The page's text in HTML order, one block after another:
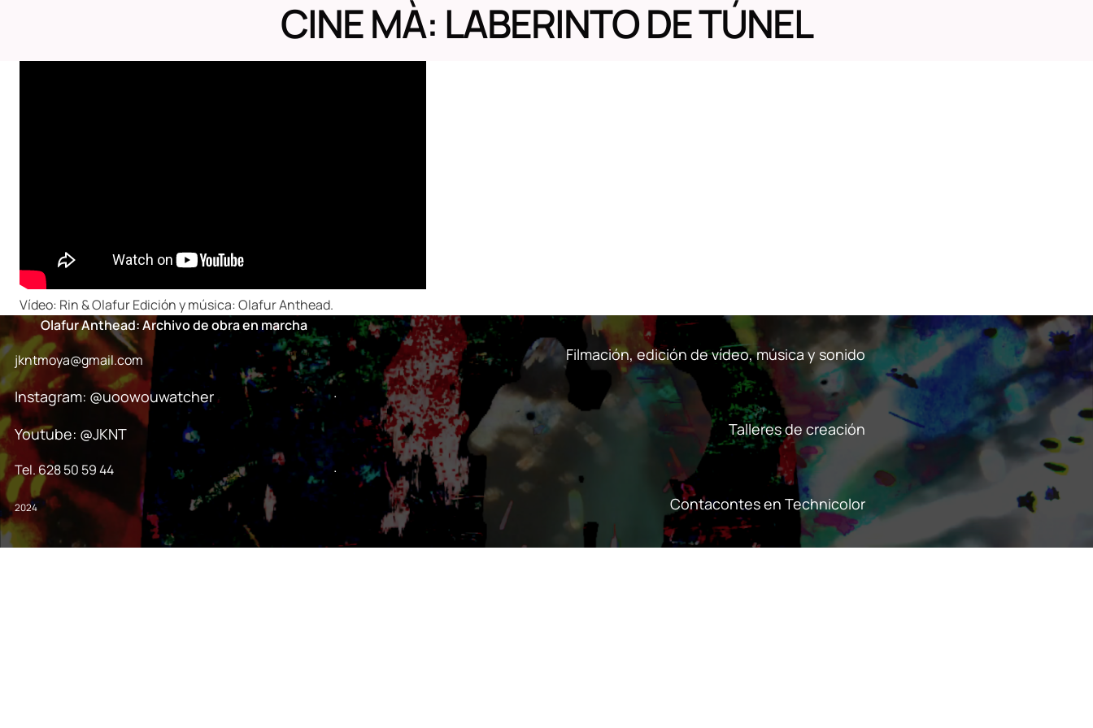
CINE MÀ: LABERINTO DE TÚNEL
Vídeo: Rin & Olafur Edición y música: Olafur Anthead.
Olafur Anthead: Archivo de obra en marcha
jkntmoya@gmail.com
Instagram: @uoowouwatcher
Youtube: @JKNT
Tel. 628 50 59 44
2024
Filmación, edición de vídeo, música y sonido
.
Talleres de creación
.
Contacontes en Technicolor